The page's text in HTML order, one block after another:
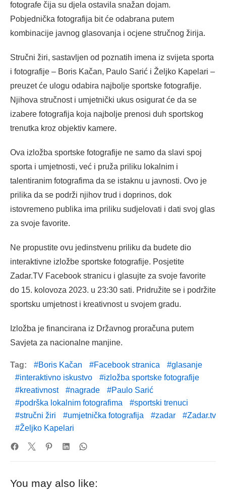
fotografe čija su djela ostavila snažan dojam.
Pobjednička fotografija bit će odabrana putem
kombinacije javnog glasovanja i ocjene stručnog žirija.
Stručni žiri, sastavljen od poznatih imena iz svijeta sporta
i fotografije – Boris Kačan, Paulo Sarić i Željko Kapelari –
preuzet će ulogu odabira najbolje sportske fotografije.
Njihova stručnost i umjetnički ukus osigurat će da se
izabere fotografija koja najbolje prenosi duh sportskog
trenutka kroz objektiv kamere.
Ova izložba sportske fotografije ne samo da slavi spoj
sporta i umjetnosti, već i pruža priliku lokalnim i
talentiranim fotografima da se istaknu u javnosti. Ovo je
prilika da se podrži njihov trud i doprinos, dok
istovremeno publika ima priliku sudjelovati i dati svoj glas
za svoje favorite.
Ne propustite ovu jedinstvenu priliku da budete dio
interaktivne izložbe sportske fotografije. Posjetite
Zadar.TV Facebook stranicu i glasujte za svoje favorite
do 15. kolovoza 2023. u 23:30 sati. Pridružite se i podržite
sportsku umjetnost i kreativnost u svojem gradu.
Izložba je financirana iz Državnog proračuna putem
Savjeta za nacionalne manjine.
Tag: Boris Kačan Facebook stranica
glasanje
interaktivno iskustvo
izložba sportske fotografije
kreativnost
nagrade
Paulo Sarić
podrška lokalnim fotografima
sportski trenuci
stručni žiri
umjetnička fotografija zadar
Zadar.tv
Željko Kapelari
You may also like: